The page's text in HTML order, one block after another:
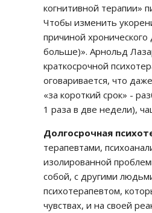
когнитивной терапии»
Чтобы изменить
причиной
больше)». Арнольд
краткосрочной
оговаривается, что
«за короткий срок» -
1 раза в две недели),
Долгосрочная
терапевтами,
изолированной
собой, с другими
психотерапевтом,
чувствах, и на своей